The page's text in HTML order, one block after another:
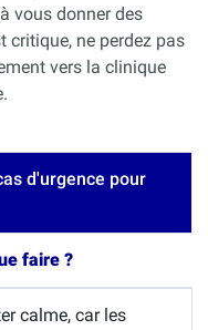
vous donner des
critique, ne perdez pas
vers la clinique
d'urgence pour
faire ?
calme, car les